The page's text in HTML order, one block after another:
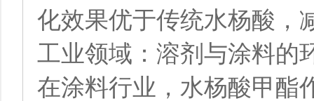
化效果优于传统水杨酸，
工业领域：溶剂与涂料的
在涂料行业，水杨酸甲酯